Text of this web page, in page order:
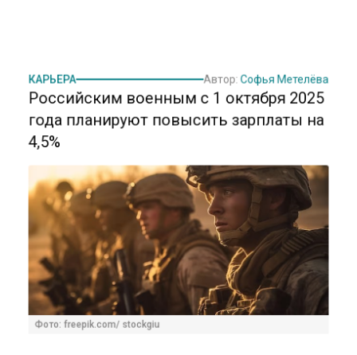
Российским военным с 1 октября 2025
года планируют повысить зарплаты на
4,5%
Фото: freepik.com/ stockgiu